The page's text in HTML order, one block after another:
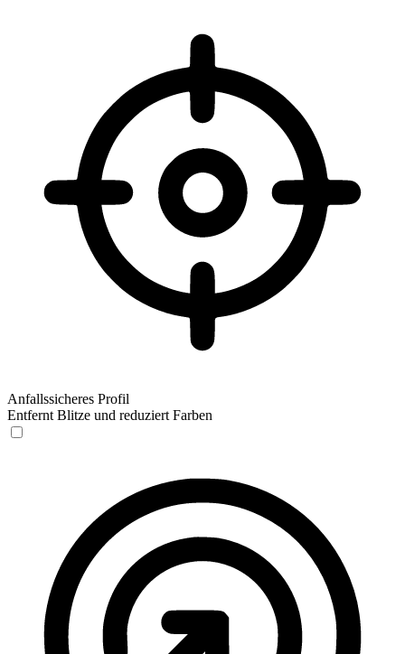
Anfallssicheres Profil
Entfernt Blitze und reduziert Farben